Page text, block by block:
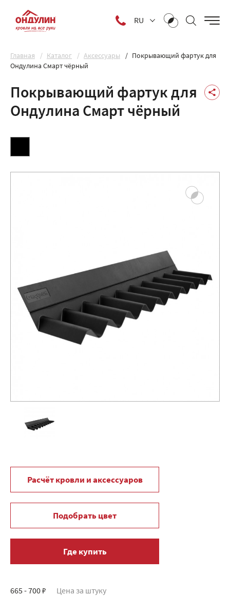
RU
Главная Каталог Аксессуары
Покрывающий фартук для
Ондулина Смарт чёрный
Покрывающий фартук для
Ондулина Смарт чёрный
Расчёт кровли и аксессуаров
Подобрать цвет
Где купить
665 - 700 ₽ Цена за штуку